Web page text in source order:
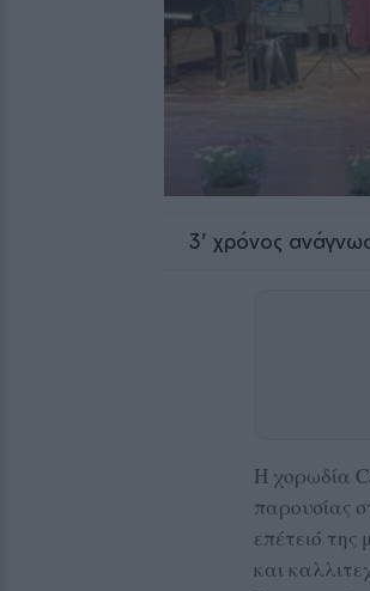
3' χρόνος
Η χορωδία
παρουσίας
επέτειό
και